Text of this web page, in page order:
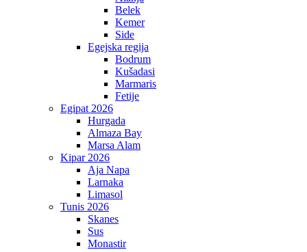
Belek
Kemer
Side
Egejska regija
Bodrum
Kušadasi
Marmaris
Fetije
Egipat 2026
Hurgada
Almaza Bay
Marsa Alam
Kipar 2026
Aja Napa
Larnaka
Limasol
Tunis 2026
Skanes
Sus
Monastir